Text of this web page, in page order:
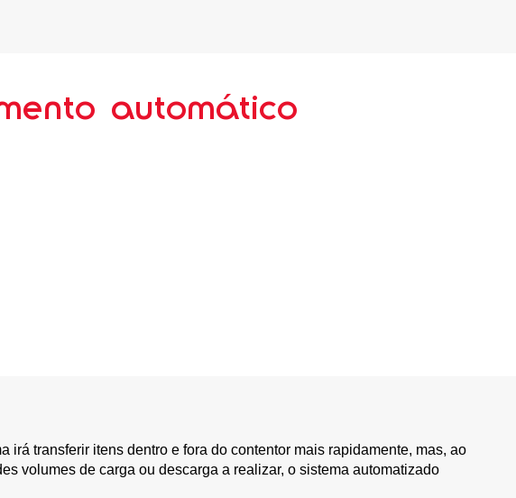
automático
transferir itens dentro e fora do contentor mais rapidamente, mas, ao
volumes de carga ou descarga a realizar, o sistema automatizado